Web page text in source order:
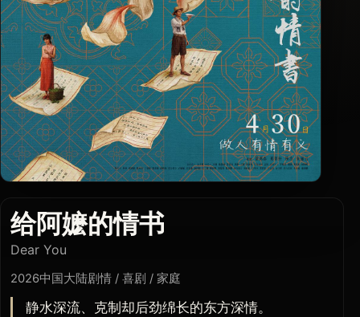
给阿嬷的情书
Dear You
2026中国大陆剧情 / 喜剧 / 家庭
静水深流、克制却后劲绵长的东方深情。